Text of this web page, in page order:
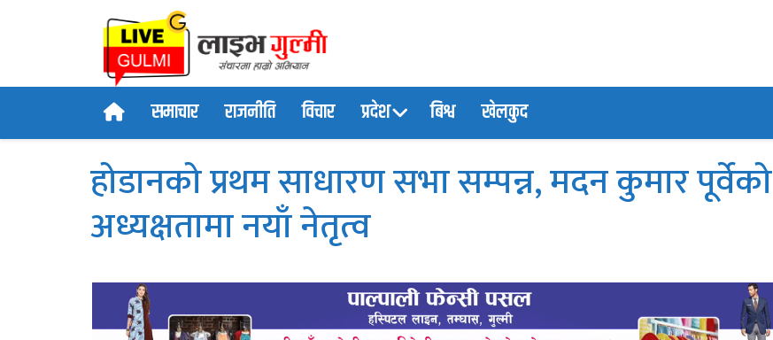
काठमाडौं । स्वास्थ्य संस्था सञ्चालक संघ न�" />
समाचार राजनीति विचार प्रदेश बिश्व खेलकुद
होडानको प्रथम साधारण सभा सम्पन्न, मदन कुमार पूर्वेको
अध्यक्षतामा नयाँ नेतृत्व